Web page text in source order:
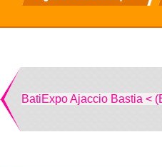
BatiExpo Ajaccio Bastia <